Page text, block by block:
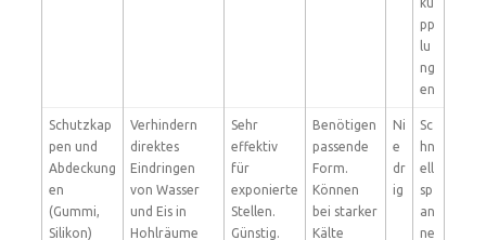
pp
lu
ng
en
Schutzkap
pen und
Abdeckung
en
(Gummi,
Silikon)
Verhindern
direktes
Eindringen
von Wasser
und Eis in
Hohlräume
Sehr
effektiv
für
exponierte
Stellen.
Günstig.
Benötigen
passende
Form.
Können
bei starker
Kälte
Ni
e
dr
ig
Sc
hn
ell
sp
an
ne